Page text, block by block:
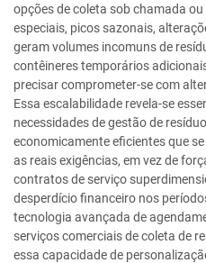
opções de coleta sob chamada
especiais, picos sazonais,
geram volumes incomuns de
contêineres temporários
precisar comprometer-se com
Essa escalabilidade revela-se
necessidades de gestão de
economicamente eficientes que
as reais exigências, em vez de
contratos de serviço
desperdício financeiro nos
tecnologia avançada de
serviços comerciais de coleta de
essa capacidade de